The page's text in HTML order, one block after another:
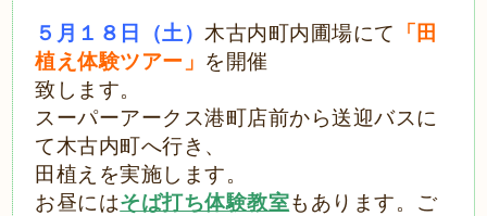
５月１８日（土） 木古内町内圃場にて
「田
植え体験ツアー」 を開催
致します。
スーパーアークス港町店前から送迎バスに
て木古内町へ行き、
田植えを実施します。
お昼にはそば打ち体験教室もあります。ご